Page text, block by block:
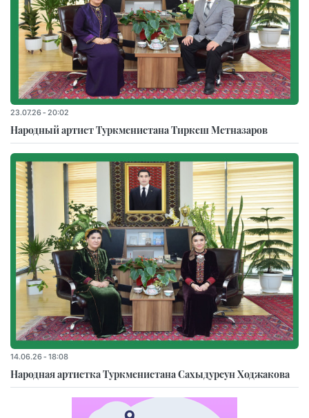
23.07.26 - 20:02
Народный артист Туркменистана Тиркеш Мeтназаров
14.06.26 - 18:08
Народная артистка Туркменистана Сахыдурсун Ходжакова